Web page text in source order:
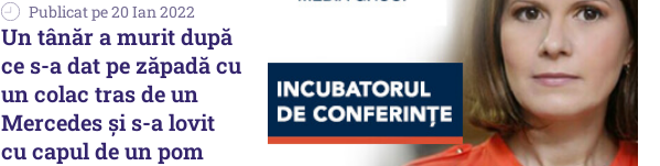
Publicat pe 20 Ian 2022
Un tânăr a murit după
ce s-a dat pe zăpadă cu
un colac tras de un
Mercedes și s-a lovit
cu capul de un pom